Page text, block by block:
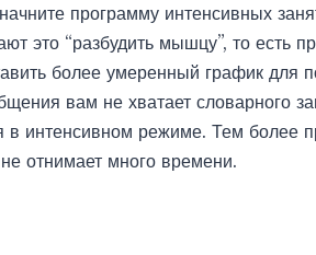
программу интенсивных
это “разбудить мышцу”, то есть
более умеренный график для
вам не хватает словарного
в интенсивном режиме. Тем более
отнимает много времени.